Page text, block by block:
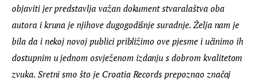
objaviti jer predstavlja važan dokument stvaralaštva oba
autora i kruna je njihove dugogodišnje suradnje. Želja nam je
bila da i nekoj novoj publici približimo ove pjesme i učinimo ih
dostupnim u jednom osvježenom izdanju s dobrom kvalitetom
zvuka. Sretni smo što je Croatia Records prepoznao značaj